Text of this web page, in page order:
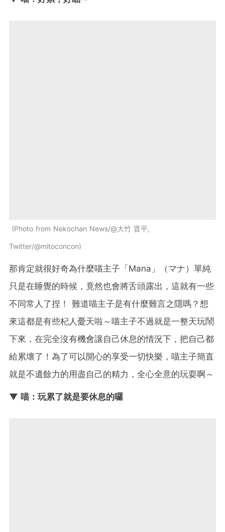
Photo from Nekochan News/@大竹 晋平,
Twitter/@mitoconcon
那肯定就很好奇為什麼喵主子「Mana」（マナ）單純
只是在睡覺的時候，竟然也會將舌頭露出，這就有一些
不同常人了捏！ 難道喵主子是有什麼難言之隱嗎？想
來這都是有些杞人憂天啦～喵主子不過就是一整天玩鬧
下來，在完全沒有機會讓自己休息的情況下，把自己都
給累壞了！為了可以開心的享受一切快樂，喵主子簡直
就是不遺餘力的用盡自己的精力，全心全意的玩耍啊～
▼ 喵：玩累了就是要休息的囉